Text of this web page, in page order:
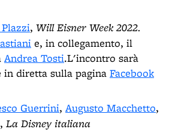
, Will Eisner Week 2022.
e, in collegamento, il
Andrea Tosti.L'incontro sarà
in diretta sulla pagina Facebook
Guerrini, Augusto Macchetto,
, La Disney italiana